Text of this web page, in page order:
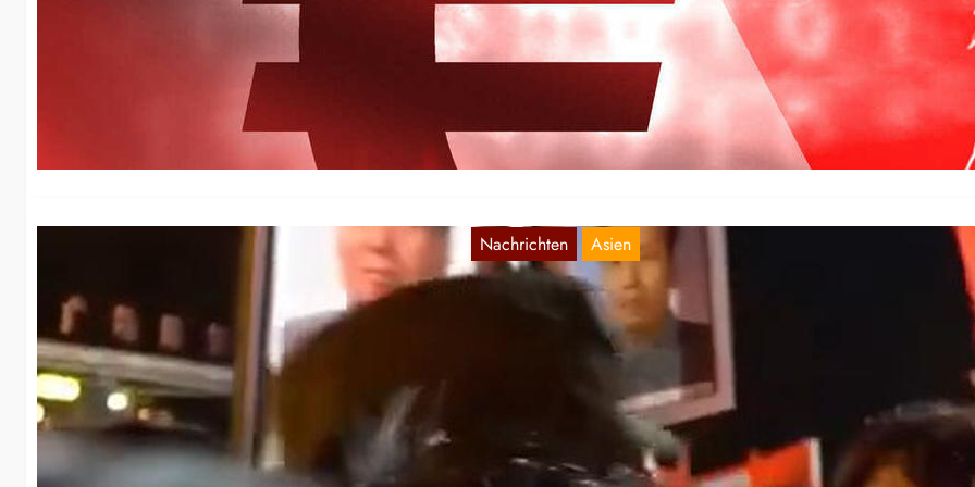
Zeichen der nächsten Krise
März 13, 2026
Während das deutsche Finanzkapital sich in keiner Weise aus der seit
2019 andauernden Krise befreien kann, auch weil die gegenwärtige…
Nachrichten Asien
Tausende demonstrieren zum Jahrestages der
Geburt des Vorsitzenden Mao in Shaoshan,
Tausende versammelten sich am 132. Jahrestag der Geburt des
Vorsitzenden Maoauf dem Mao-Tse-tung-Platz in Shaoshan, China. Die